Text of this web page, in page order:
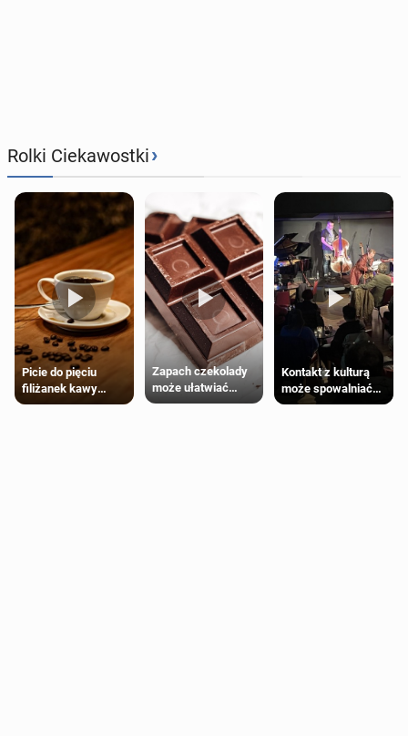
Rolki Ciekawostki›
Picie do pięciu
filiżanek kawy
dziennie jest
Zapach czekolady
może ułatwiać
trening siłowy
Kontakt z kulturą
może spowalniać
starzenie